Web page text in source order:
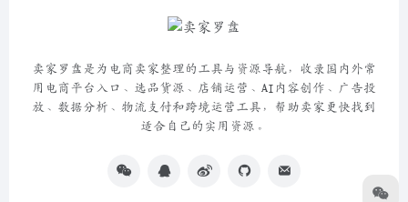
卖家罗盘是为电商卖家整理的工具与资源导航，收录国内外常
用电商平台入口、选品货源、店铺运营、AI内容创作、广告投
放、数据分析、物流支付和跨境运营工具，帮助卖家更快找到
适合自己的实用资源。